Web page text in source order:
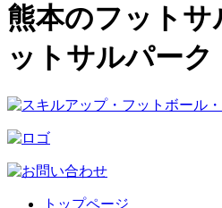
熊本のフットサ
ットサルパーク
トップページ